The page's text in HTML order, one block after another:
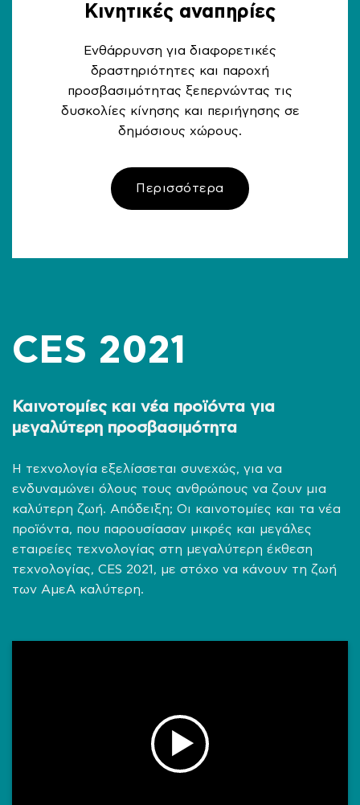
Κινητικές αναπηρίες
Ενθάρρυνση για διαφορετικές
δραστηριότητες και παροχή
προσβασιμότητας ξεπερνώντας τις
δυσκολίες κίνησης και περιήγησης σε
δημόσιους χώρους.
Περισσότερα
CES 2021
Καινοτομίες και νέα προϊόντα για
μεγαλύτερη προσβασιμότητα
Η τεχνολογία εξελίσσεται συνεχώς, για να
ενδυναμώνει όλους τους ανθρώπους να ζουν μια
καλύτερη ζωή. Απόδειξη; Οι καινοτομίες και τα νέα
προϊόντα, που παρουσίασαν μικρές και μεγάλες
εταιρείες τεχνολογίας στη μεγαλύτερη έκθεση
τεχνολογίας, CES 2021, με στόχο να κάνουν τη ζωή
των ΑμεΑ καλύτερη.